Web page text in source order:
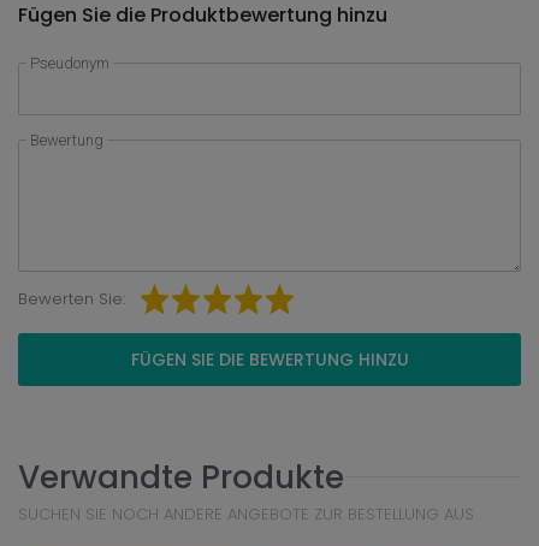
Fügen Sie die Produktbewertung hinzu
Pseudonym
Bewertung
Bewerten Sie:
FÜGEN SIE DIE BEWERTUNG HINZU
Verwandte Produkte
SUCHEN SIE NOCH ANDERE ANGEBOTE ZUR BESTELLUNG AUS